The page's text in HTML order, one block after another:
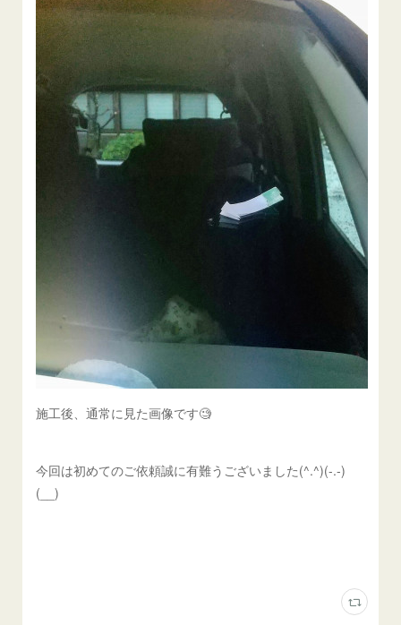
施工後、通常に見た画像です🧐
今回は初めてのご依頼誠に有難うございました(^.^)(-.-)
(__)